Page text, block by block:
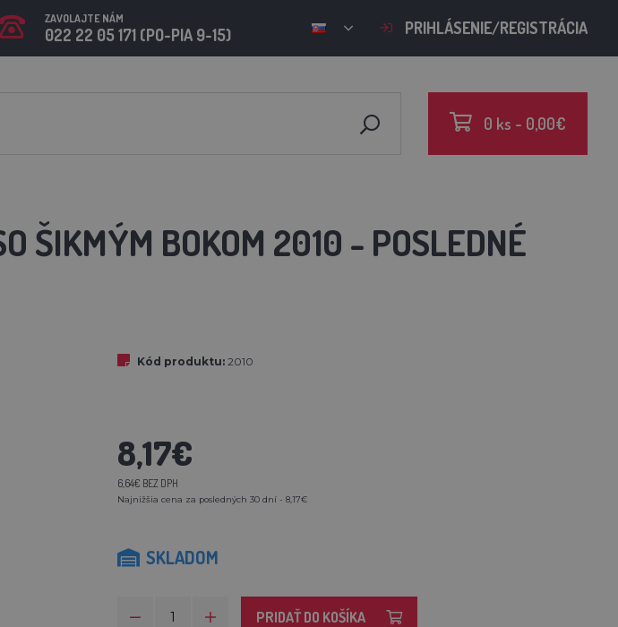
ZAVOLAJTE NÁM
022 22 05 171 (PO-PIA 9-15) PRIHLÁSENIE/REGISTRÁCIA
0 ks - 0,00€
ŠIKMÝM BOKOM 2010 - POSLEDNÉ
Kód produktu: 2010
8,17€
6,64€ BEZ DPH
Najnižšia cena za posledných 30 dní - 8,17€
SKLADOM
PRIDAŤ DO KOŠÍKA